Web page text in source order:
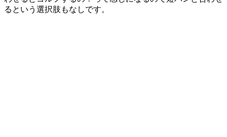
るという選択肢もなしです。